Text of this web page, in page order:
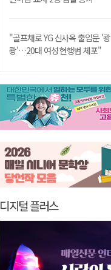
"골프채로 YG 신사옥 출입문 '쾅
쾅'…20대 여성 현행범 체포"
디지털 플러스